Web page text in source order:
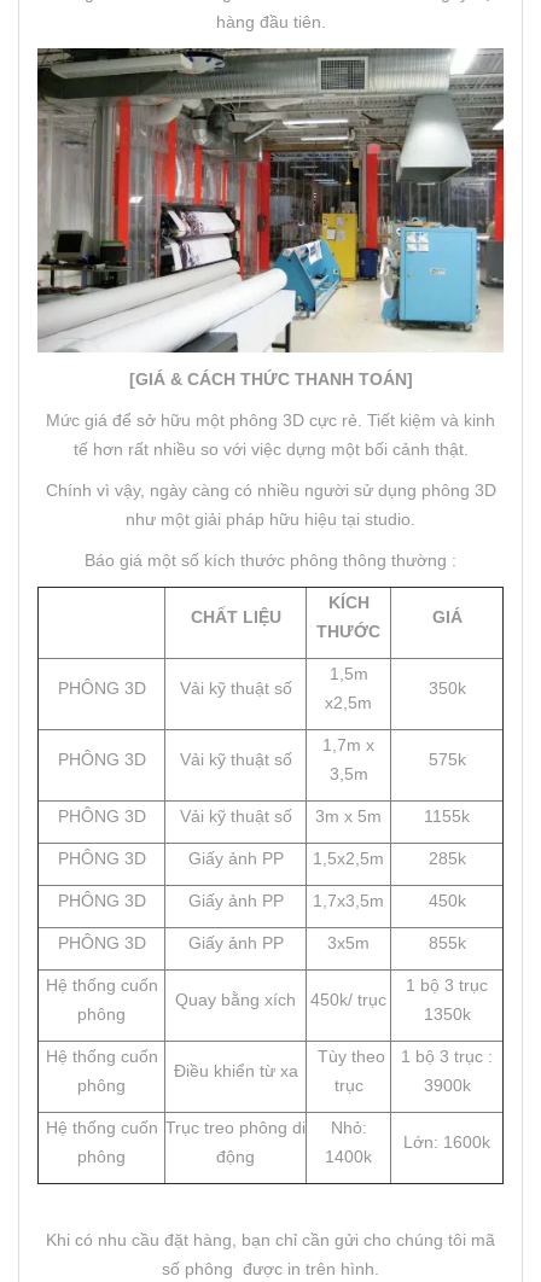
hàng đầu tiên.
[GIÁ & CÁCH THỨC THANH TOÁN]
Mức giá để sở hữu một phông 3D cực rẻ. Tiết kiệm và kinh
tế hơn rất nhiều so với việc dựng một bối cảnh thật.
Chính vì vậy, ngày càng có nhiều người sử dụng phông 3D
như một giải pháp hữu hiệu tại studio.
Báo giá một số kích thước phông thông thường :
CHẤT LIỆU
KÍCH
THƯỚC
GIÁ
PHÔNG 3D Vải kỹ thuật số
1,5m
x2,5m
350k
PHÔNG 3D Vải kỹ thuật số
1,7m x
3,5m
575k
PHÔNG 3D Vải kỹ thuật số 3m x 5m 1155k
PHÔNG 3D Giấy ảnh PP 1,5x2,5m 285k
PHÔNG 3D Giấy ảnh PP 1,7x3,5m 450k
PHÔNG 3D Giấy ảnh PP 3x5m 855k
Hệ thống cuốn
phông
Quay bằng xích 450k/ trục
1 bộ 3 trục
1350k
Hệ thống cuốn
phông
Điều khiển từ xa
Tùy theo
trục
1 bộ 3 trục :
3900k
Hệ thống cuốn
phông
Trục treo phông di
động
Nhỏ:
1400k
Lớn: 1600k
Khi có nhu cầu đặt hàng, bạn chỉ cần gửi cho chúng tôi mã
số phông được in trên hình.